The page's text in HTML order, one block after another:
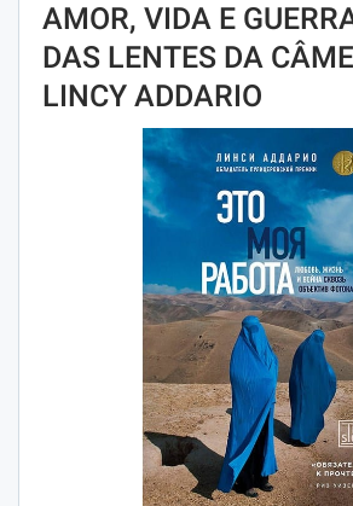
AMOR, VIDA E
DAS LENTES DA
LINCY ADDARIO